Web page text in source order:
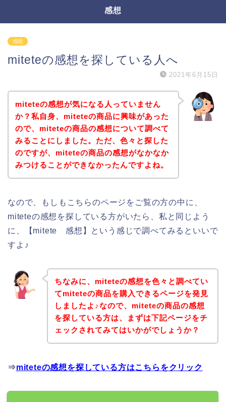
感想
感想
miteteの感想を探している人へ
2021年6月15日
miteteの感想が気になる人っていません
か？私自身、miteteの商品に興味があった
ので、miteteの商品の感想について調べて
みることにしました。ただ、色々と探した
のですが、miteteの商品の感想がなかなか
みつけることができなかったんですよね。
なので、もしもこちらのページをご覧の方の中に、
miteteの感想を探している方がいたら、私と同じよう
に、【mitete 感想】という感じで調べてみるといいで
すよ♪
ちなみに、miteteの感想を色々と調べてい
てmiteteの商品を購入できるページを発見
しましたよ♪なので、miteteの商品の感想
を探している方は、まずは下記ページをチ
ェックされてみてはいかがでしょうか？
⇒miteteの感想を探している方はこちらをクリック